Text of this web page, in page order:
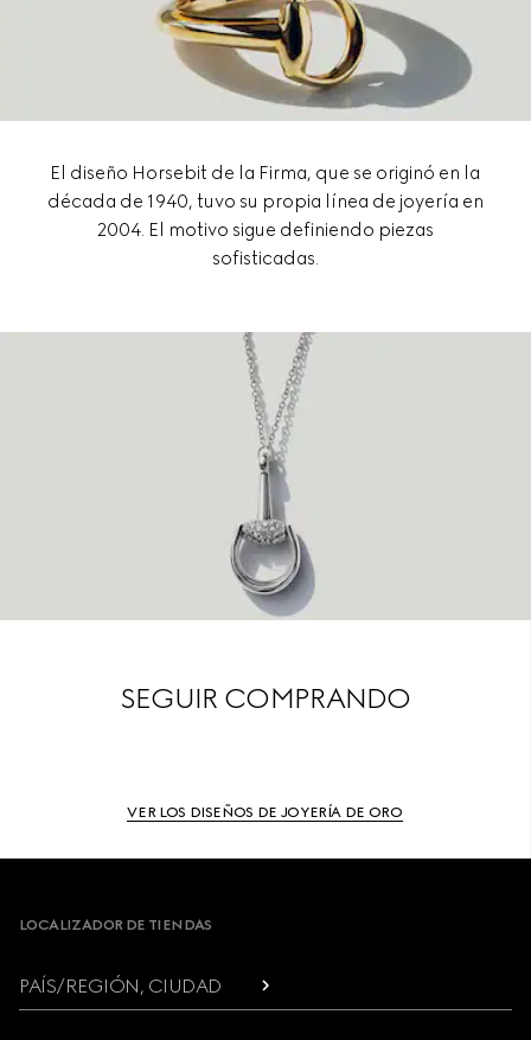
El diseño Horsebit de la Firma, que se originó en la
década de 1940, tuvo su propia línea de joyería en
2004. El motivo sigue definiendo piezas
sofisticadas.
SEGUIR COMPRANDO
VER LOS DISEÑOS DE JOYERÍA DE ORO
Footer
LOCALIZADOR DE TIENDAS
PAÍS/REGIÓN, CIUDAD